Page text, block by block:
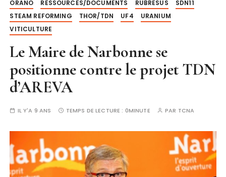
ORANO
RESSOURCES/DOCUMENTS RUBRESUS
SDN11
STEAM REFORMING
THOR/TDN UF4
URANIUM
VITICULTURE
Le Maire de Narbonne se
positionne contre le projet TDN
d’AREVA
IL Y'A 9 ANS TEMPS DE LECTURE : 0MINUTE PAR TCNA